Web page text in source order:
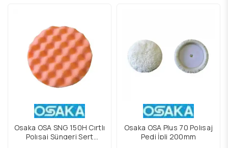
Osaka OSA SNG 150H Cırtlı
Polısaj Süngeri Sert
Osaka OSA Plus 70 Polısaj
Pedi İpli 200mm